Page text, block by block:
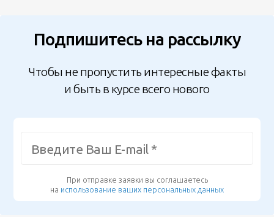
Подпишитесь на рассылку
Чтобы не пропустить интересные факты
и быть в курсе всего нового
При отправке заявки вы соглашаетесь
на использование ваших персональных данных